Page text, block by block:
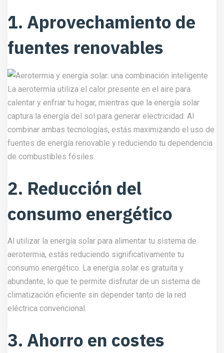
1. Aprovechamiento de
fuentes renovables
La aerotermia utiliza el calor presente en el aire para
calentar y enfriar tu hogar, mientras que la energía solar
captura la energía del sol para generar electricidad. Al
combinar ambas tecnologías, estás maximizando el uso de
fuentes de energía renovable y reduciendo tu dependencia
de combustibles fósiles.
2. Reducción del
consumo energético
Al utilizar la energía solar para alimentar tu sistema de
aerotermia, estás reduciendo significativamente tu
consumo energético. La energía solar es gratuita y
abundante, lo que te permite disfrutar de un sistema de
climatización eficiente sin depender tanto de la red
eléctrica convencional.
3. Ahorro en costes